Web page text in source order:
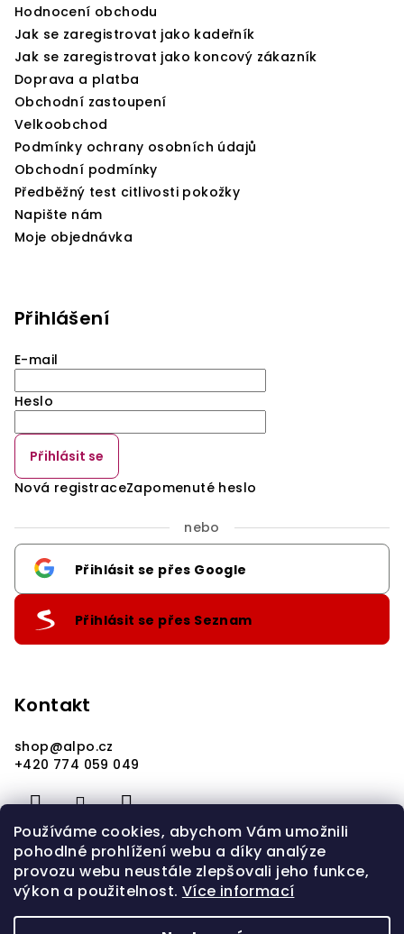
Používáme cookies, abychom Vám umožnili
pohodlné prohlížení webu a díky analýze
provozu webu neustále zlepšovali jeho funkce,
výkon a použitelnost. Více informací
Hodnocení obchodu
Jak se zaregistrovat jako kadeřník
Jak se zaregistrovat jako koncový zákazník
Doprava a platba
Obchodní zastoupení
Velkoobchod
Podmínky ochrany osobních údajů
Obchodní podmínky
Předběžný test citlivosti pokožky
Napište nám
Moje objednávka
Přihlášení
E-mail
Heslo
Přihlásit se
Nová registraceZapomenuté heslo
nebo
Přihlásit se přes Google
Přihlásit se přes Seznam
Kontakt
shop@alpo.cz
+420 774 059 049